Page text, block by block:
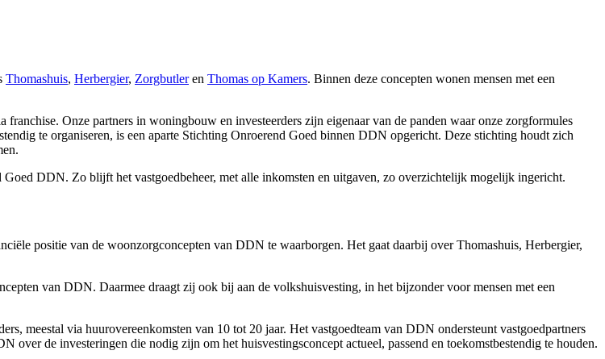
Thomashuis, Herbergier, Zorgbutleren Thomas op Kamers. Binnen deze concepten wonen mensen met een
Onze partners in woningbouw en investeerders zijn eigenaar van de panden waar onze zorgformules
te organiseren, is een aparte Stichting Onroerend Goed binnen DDN opgericht. Deze stichting houdt zich
DDN. Zo blijft het vastgoedbeheer, met alle inkomsten en uitgaven, zo overzichtelijk mogelijk ingericht.
positie van de woonzorgconcepten van DDN te waarborgen. Het gaat daarbij over Thomashuis, Herbergier,
van DDN. Daarmee draagt zij ook bij aan de volkshuisvesting, in het bijzonder voor mensen met een
meestal via huurovereenkomsten van 10 tot 20 jaar. Het vastgoedteam van DDN ondersteunt vastgoedpartners
de investeringen die nodig zijn om het huisvestingsconcept actueel, passend en toekomstbestendig te houden.